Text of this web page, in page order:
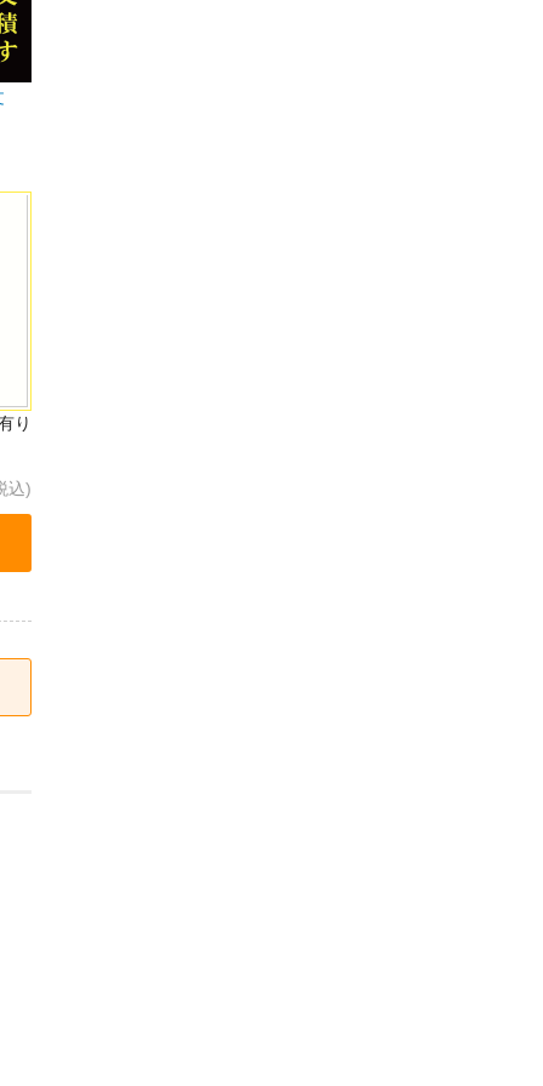
り
込)